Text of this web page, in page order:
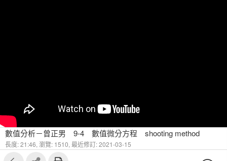
數值分析－曾正男 9-4 數值微分方程 shooting method
長度: 21:46, 瀏覽: 1510, 最近修訂: 2021-03-15